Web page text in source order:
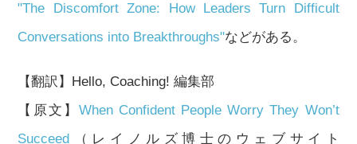
"The Discomfort Zone: How Leaders Turn Difficult
Conversations into Breakthroughs"などがある。
【翻訳】Hello, Coaching! 編集部
【原文】 When Confident People Worry They Won’t
Succeed （レイノルズ博士のウェブサイト